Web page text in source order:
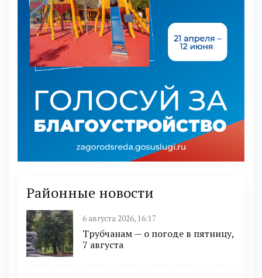
Районные новости
6 августа 2026, 16:17
Трубчанам — о погоде в пятницу,
7 августа